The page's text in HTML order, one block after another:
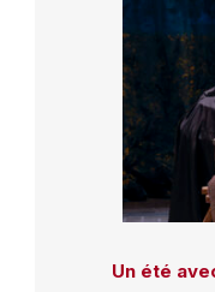
Un été